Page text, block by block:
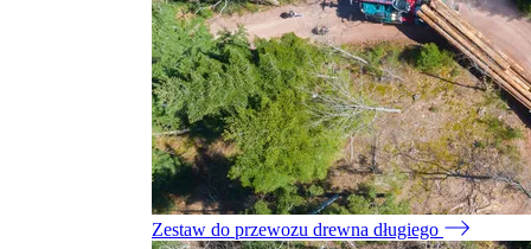
Zestaw do przewozu drewna długiego